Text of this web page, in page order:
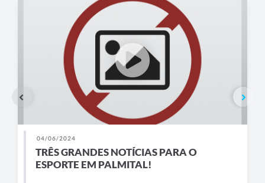
04/06/2024
TRÊS GRANDES NOTÍCIAS PARA O
ESPORTE EM PALMITAL!